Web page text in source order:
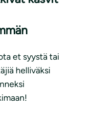
et syystä tai
helliväksi